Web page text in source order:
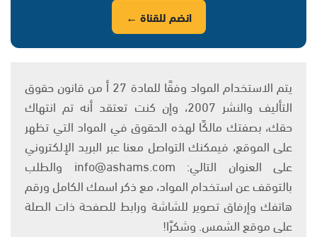
انضم للقناة ←
يتم الاستخدام المواد وفقًا للمادة 27 أ من قانون حقوق
التأليف والنشر 2007، وإن كنت تعتقد أنه تم انتهاك
حقك، بصفتك مالكًا لهذه الحقوق في المواد التي تظهر
على الموقع، فيمكنك التواصل معنا عبر البريد الإلكتروني
على العنوان التالي: info@ashams.com والطلب
بالتوقف عن استخدام المواد، مع ذكر اسمك الكامل ورقم
هاتفك وإرفاق تصوير للشاشة ورابط للصفحة ذات الصلة
على موقع الشمس. وشكرًا!